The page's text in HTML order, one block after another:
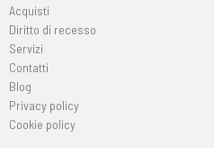
Acquisti
Diritto di recesso
Servizi
Contatti
Blog
Privacy policy
Cookie policy